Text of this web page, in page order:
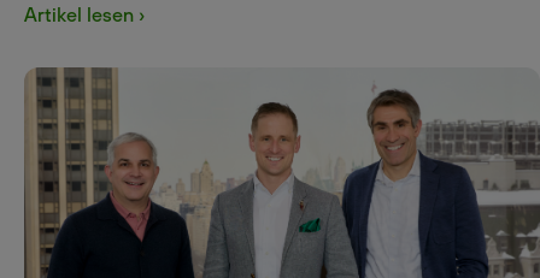
Artikel lesen ›